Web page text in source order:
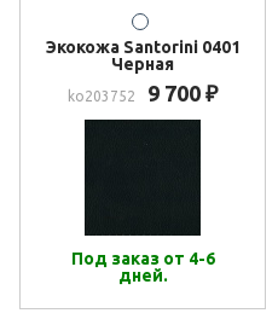
Экокожа Santorini 0401
Черная
ko203752 9 700 ₽
Под заказ от 4-6
дней.